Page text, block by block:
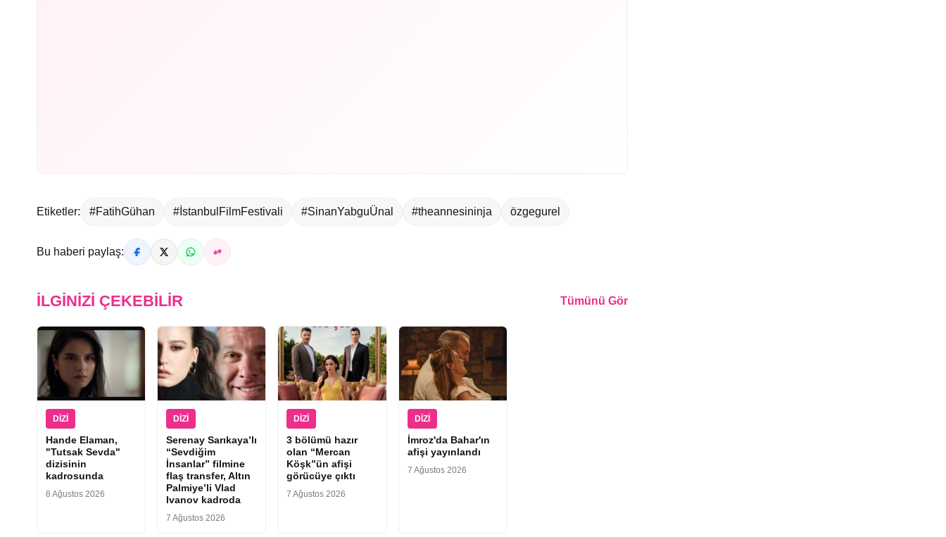
Etiketler: #FatihGühan #İstanbulFilmFestivali #SinanYabguÜnal #theannesininja özgegurel
Bu haberi paylaş:
İLGINIZI ÇEKEBILIR Tümünü Gör
DIZI
Hande Elaman,
"Tutsak Sevda"
dizisinin
kadrosunda
8 Ağustos 2026
DIZI
Serenay Sarıkaya’lı
“Sevdiğim
İnsanlar” filmine
flaş transfer, Altın
Palmiye’li Vlad
Ivanov kadroda
7 Ağustos 2026
DIZI
3 bölümü hazır
olan “Mercan
Köşk”ün afişi
görücüye çıktı
7 Ağustos 2026
DIZI
İmroz'da Bahar'ın
afişi yayınlandı
7 Ağustos 2026